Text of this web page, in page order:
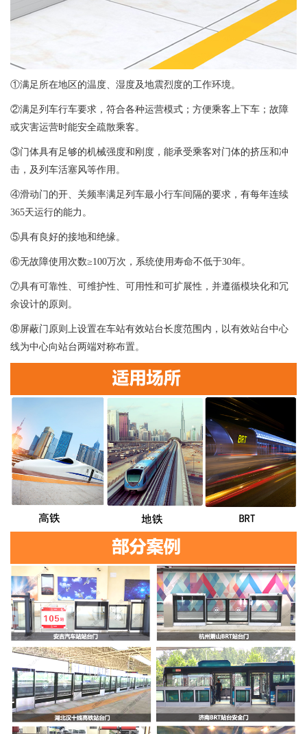
①满足所在地区的温度、湿度及地震烈度的工作环境。
②满足列车行车要求，符合各种运营模式；方便乘客上下车；故障
或灾害运营时能安全疏散乘客。
③门体具有足够的机械强度和刚度，能承受乘客对门体的挤压和冲
击，及列车活塞风等作用。
④滑动门的开、关频率满足列车最小行车间隔的要求，有每年连续
365天运行的能力。
⑤具有良好的接地和绝缘。
⑥无故障使用次数≥100万次，系统使用寿命不低于30年。
⑦具有可靠性、可维护性、可用性和可扩展性，并遵循模块化和冗
余设计的原则。
⑧屏蔽门原则上设置在车站有效站台长度范围内，以有效站台中心
线为中心向站台两端对称布置。